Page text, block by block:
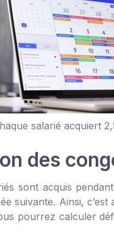
salarié acquiert
des
sont acquis
suivante. Ainsi,
pourrez calculer